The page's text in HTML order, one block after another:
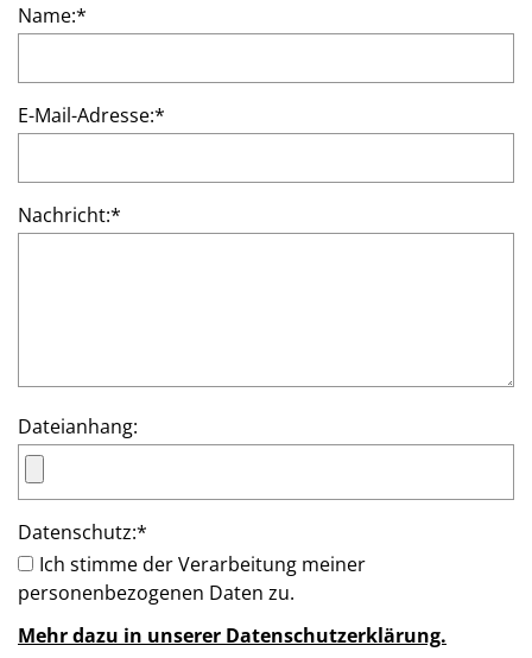
Name:*
E-Mail-Adresse:*
Nachricht:*
Dateianhang:
Datenschutz:*
Ich stimme der Verarbeitung meiner
personenbezogenen Daten zu.
Mehr dazu in unserer Datenschutzerklärung.